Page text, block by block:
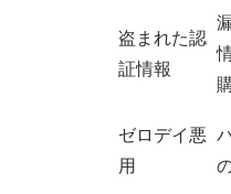
盗まれた認
証情報
ゼロデイ悪
用